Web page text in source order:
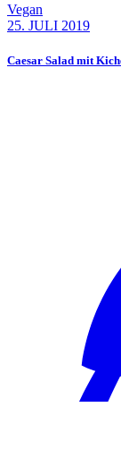
Vegan
25. JULI 2019
Caesar Salad mit